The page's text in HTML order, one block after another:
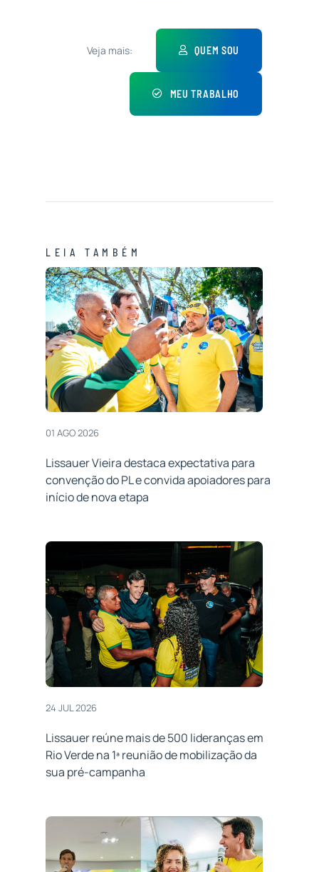
Veja mais: QUEM SOU
MEU TRABALHO
LEIA TAMBÉM
01 AGO 2026
Lissauer Vieira destaca expectativa para
convenção do PL e convida apoiadores para
início de nova etapa
24 JUL 2026
Lissauer reúne mais de 500 lideranças em
Rio Verde na 1ª reunião de mobilização da
sua pré-campanha